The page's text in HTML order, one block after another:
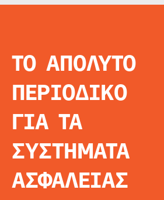
ΤΟ ΑΠΟΛΥΤΟ
ΠΕΡΙΟΔΙΚΟ
ΓΙΑ ΤΑ
ΣΥΣΤΗΜΑΤΑ
ΑΣΦΑΛΕΙΑΣ